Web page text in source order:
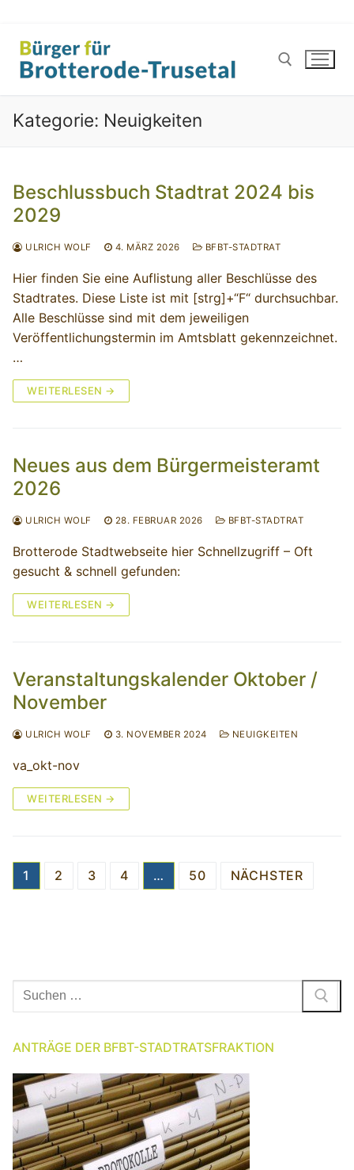
Inhalt
springen
Suchen nach:
Kategorie: Neuigkeiten
Beschlussbuch Stadtrat 2024 bis
2029
ULRICH WOLF 4. MÄRZ 2026 BFBT-STADTRAT
Hier finden Sie eine Auflistung aller Beschlüsse des
Stadtrates. Diese Liste ist mit [strg]+“F“ durchsuchbar.
Alle Beschlüsse sind mit dem jeweiligen
Veröffentlichungstermin im Amtsblatt gekennzeichnet.
…
WEITERLESEN →
Neues aus dem Bürgermeisteramt
2026
ULRICH WOLF 28. FEBRUAR 2026 BFBT-STADTRAT
Brotterode Stadtwebseite hier Schnellzugriff – Oft
gesucht & schnell gefunden:
WEITERLESEN →
Veranstaltungskalender Oktober /
November
ULRICH WOLF 3. NOVEMBER 2024 NEUIGKEITEN
va_okt-nov
WEITERLESEN →
Seitennummerierung
1 2 3 4 … 50 NÄCHSTER
Suchen
nach:
ANTRÄGE DER BFBT-STADTRATSFRAKTION